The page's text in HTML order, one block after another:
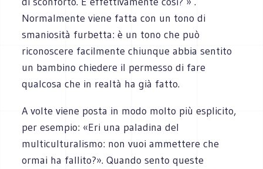
Normalmente viene fatta con un tono di
smaniosità furbetta: è un tono che può
riconoscere facilmente chiunque abbia sentito
un bambino chiedere il permesso di fare
qualcosa che in realtà ha già fatto.
A volte viene posta in modo molto più esplicito,
per esempio: «Eri una paladina del
multiculturalismo: non vuoi ammettere che
ormai ha fallito?». Quando sento queste